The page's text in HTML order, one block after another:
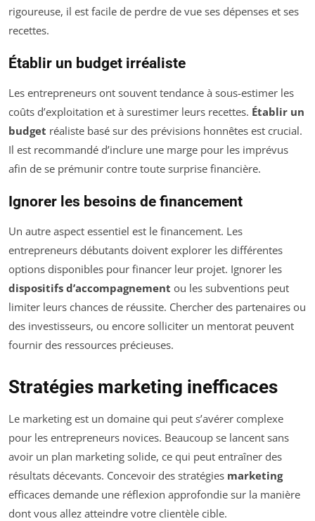
rigoureuse, il est facile de perdre de vue ses dépenses et ses
recettes.
Établir un budget irréaliste
Les entrepreneurs ont souvent tendance à sous-estimer les
coûts d’exploitation et à surestimer leurs recettes. Établir un
budget réaliste basé sur des prévisions honnêtes est crucial.
Il est recommandé d’inclure une marge pour les imprévus
afin de se prémunir contre toute surprise financière.
Ignorer les besoins de financement
Un autre aspect essentiel est le financement. Les
entrepreneurs débutants doivent explorer les différentes
options disponibles pour financer leur projet. Ignorer les
dispositifs d’accompagnement ou les subventions peut
limiter leurs chances de réussite. Chercher des partenaires ou
des investisseurs, ou encore solliciter un mentorat peuvent
fournir des ressources précieuses.
Stratégies marketing inefficaces
Le marketing est un domaine qui peut s’avérer complexe
pour les entrepreneurs novices. Beaucoup se lancent sans
avoir un plan marketing solide, ce qui peut entraîner des
résultats décevants. Concevoir des stratégies marketing
efficaces demande une réflexion approfondie sur la manière
dont vous allez atteindre votre clientèle cible.